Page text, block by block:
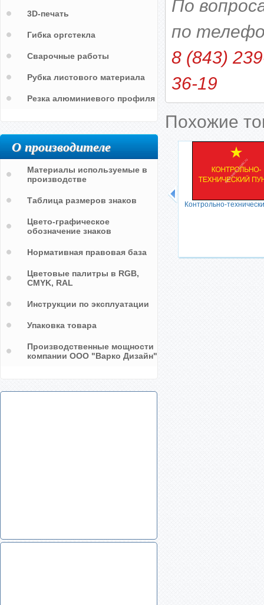
По
по
8 (843)
36-19
Похожие
Территория МО РФ
Проход(проезд)
Контрольно-
3D-печать
Гибка оргстекла
Сварочные работы
Рубка листового материала
Резка алюминиевого профиля
О производителе
Материалы используемые в
производстве
Таблица размеров знаков
Цвето-графическое
обозначение знаков
Нормативная правовая база
Цветовые палитры в RGB,
CMYK, RAL
Инструкции по эксплуатации
Упаковка товара
Производственные мощности
компании ООО "Варко Дизайн"